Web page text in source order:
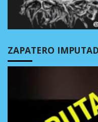
ZAPATERO